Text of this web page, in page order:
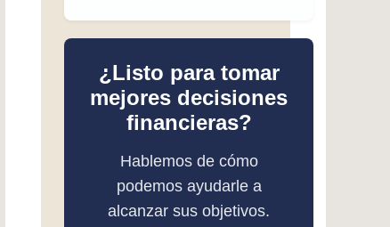
¿Listo para tomar
mejores decisiones
financieras?
Hablemos de cómo
podemos ayudarle a
alcanzar sus objetivos.